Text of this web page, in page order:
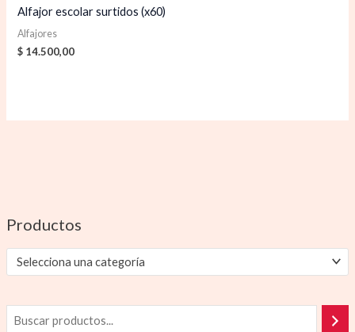
Productos
Selecciona una categoría
Alfajor escolar surtidos (x60)
Alfajores
$ 14.500,00